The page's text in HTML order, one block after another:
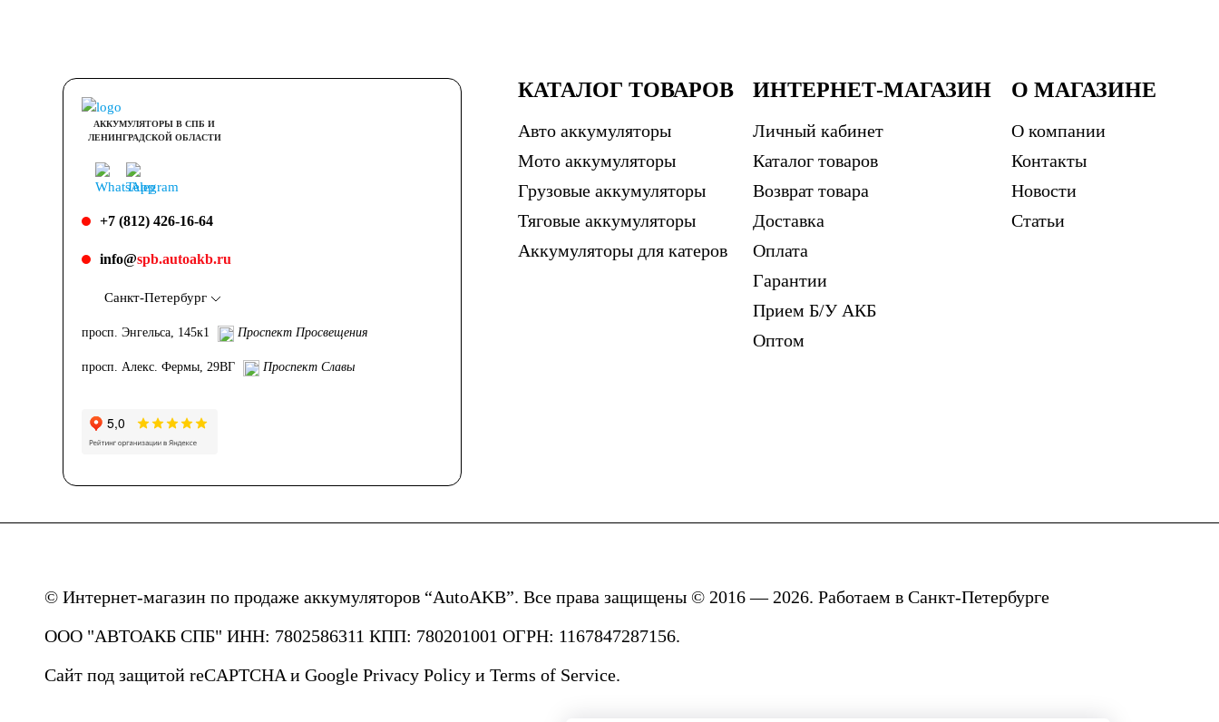
АККУМУЛЯТОРЫ В СПБ И
ЛЕНИНГРАДСКОЙ ОБЛАСТИ
+7 (812) 426-16-64
info@spb.autoakb.ru
Санкт-Петербург
просп. Энгельса, 145к1 Проспект Просвещения
просп. Алекс. Фермы, 29ВГ Проспект Славы
КАТАЛОГ ТОВАРОВ
Авто аккумуляторы
Мото аккумуляторы
Грузовые аккумуляторы
Тяговые аккумуляторы
Аккумуляторы для катеров
ИНТЕРНЕТ-МАГАЗИН
Личный кабинет
Каталог товаров
Возврат товара
Доставка
Оплата
Гарантии
Прием Б/У АКБ
Оптом
О МАГАЗИНЕ
О компании
Контакты
Новости
Статьи
© Интернет-магазин по продаже аккумуляторов “AutoAKB”. Все права защищены © 2016 — 2026. Работаем в Санкт-Петербурге
ООО "АВТОАКБ СПБ" ИНН: 7802586311 КПП: 780201001 ОГРН: 1167847287156.
Сайт под защитой reCAPTCHA и Google Privacy Policy и Terms of Service.